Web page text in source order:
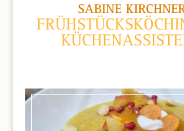
SABINE